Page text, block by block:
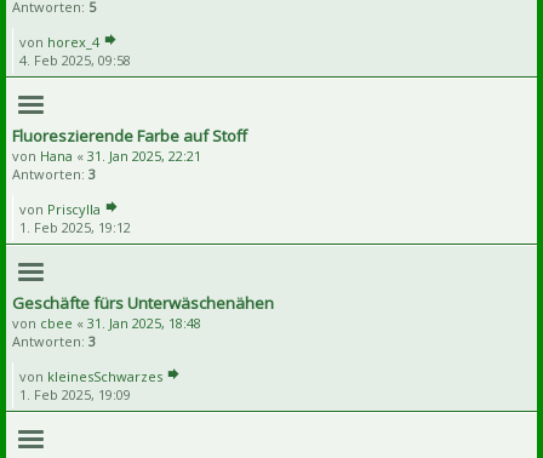
Antworten: 5
von horex_4
4. Feb 2025, 09:58
Fluoreszierende Farbe auf Stoff
von Hana « 31. Jan 2025, 22:21
Antworten: 3
von Priscylla
1. Feb 2025, 19:12
Geschäfte fürs Unterwäschenähen
von cbee « 31. Jan 2025, 18:48
Antworten: 3
von kleinesSchwarzes
1. Feb 2025, 19:09